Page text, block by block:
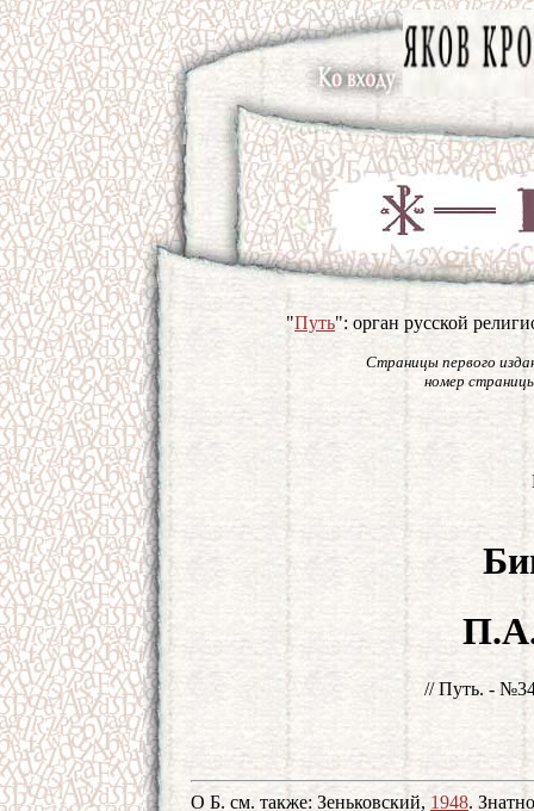
"Путь": орган русской
Страницы первого
номер
// Путь. -
О Б. см. также: Зеньковский, 1948.